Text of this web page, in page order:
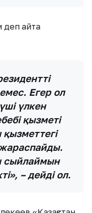
деп айта
Егер ол
үлкен
қызметі
сыйлаймын
– дейді ол.